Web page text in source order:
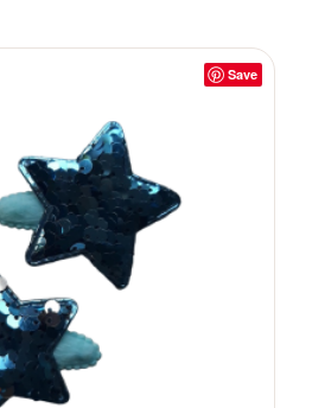
Save